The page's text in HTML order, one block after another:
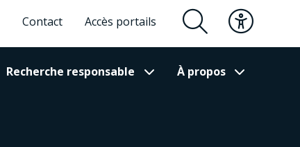
Contact Accès portails
Recherche responsable À propos